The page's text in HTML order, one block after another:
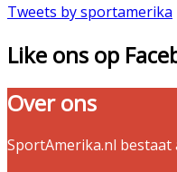
Tweets by sportamerika
Like ons op
Over ons
SportAmerika.nl bestaat